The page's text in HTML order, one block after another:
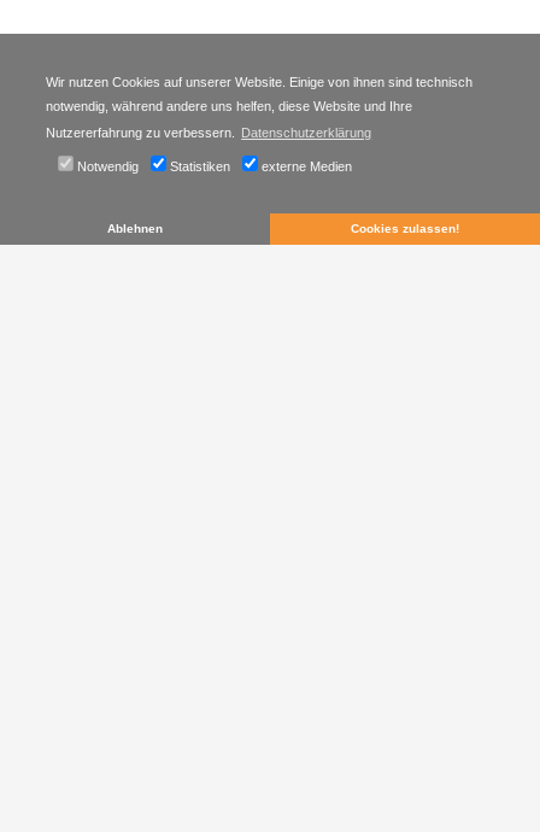
Wir nutzen Cookies auf unserer Website. Einige von ihnen sind technisch
notwendig, während andere uns helfen, diese Website und Ihre
Nutzererfahrung zu verbessern.
Datenschutzerklärung
Notwendig Statistiken externe Medien
Ablehnen Cookies zulassen!